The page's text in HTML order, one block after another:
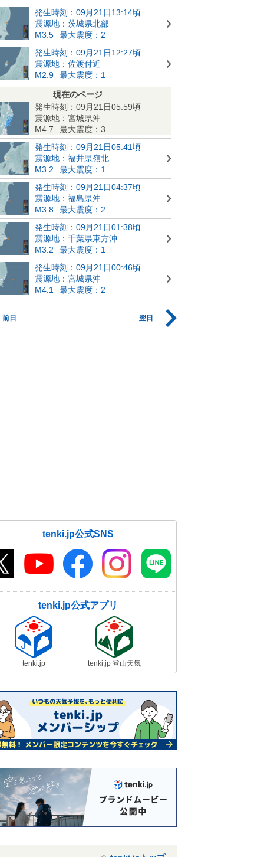
発生時刻：09月21日13:14頃
震源地：茨城県北部
M3.5
最大震度：2
発生時刻：09月21日12:27頃
震源地：佐渡付近
M2.9
最大震度：1
現在のページ
発生時刻：09月21日05:59頃
震源地：宮城県沖
M4.7
最大震度：3
発生時刻：09月21日05:41頃
震源地：福井県嶺北
M3.2
最大震度：1
発生時刻：09月21日04:37頃
震源地：福島県沖
M3.8
最大震度：2
発生時刻：09月21日01:38頃
震源地：千葉県東方沖
M3.2
最大震度：1
発生時刻：09月21日00:46頃
震源地：宮城県沖
M4.1
最大震度：2
前日 翌日
tenki.jp公式SNS
tenki.jp公式アプリ
tenki.jp tenki.jp 登山天気